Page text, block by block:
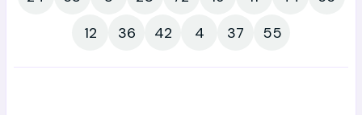
12
36 42 4 37 55